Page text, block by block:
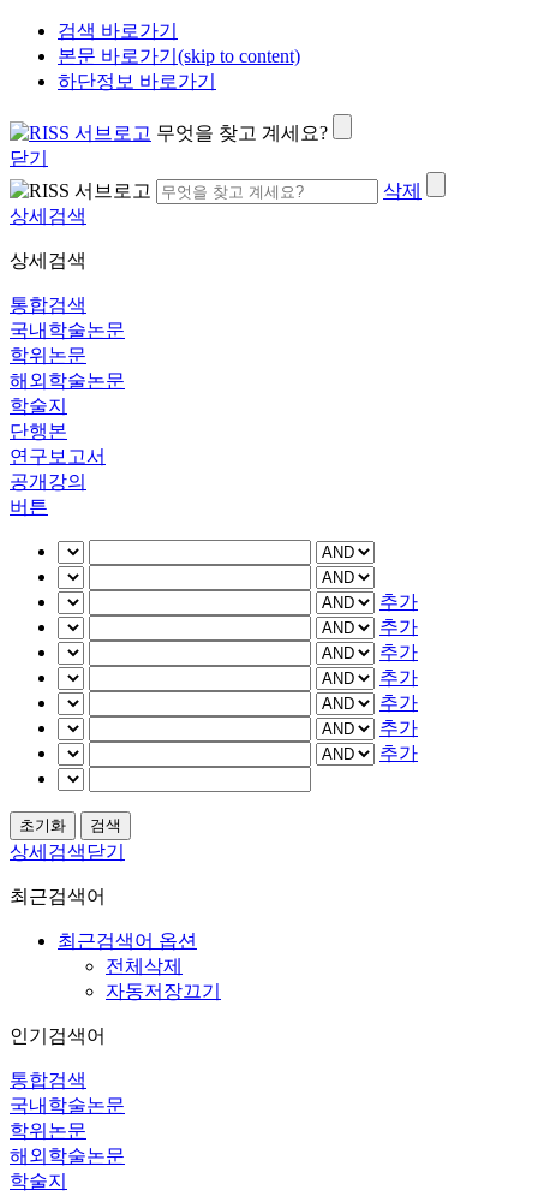
검색 바로가기
본문 바로가기(skip to content)
하단정보 바로가기
무엇을 찾고 계세요?
닫기
삭제
상세검색
상세검색
통합검색
국내학술논문
학위논문
해외학술논문
학술지
단행본
연구보고서
공개강의
버튼
추가
추가
추가
추가
추가
추가
추가
상세검색닫기
최근검색어
최근검색어 옵션
전체삭제
자동저장끄기
인기검색어
통합검색
국내학술논문
학위논문
해외학술논문
학술지